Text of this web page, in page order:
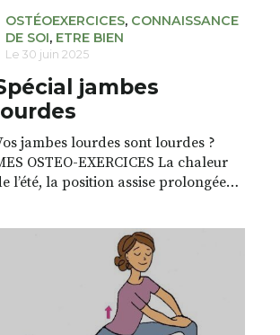
OSTÉOEXERCICES, CONNAISSANCE
DE SOI, ETRE BIEN
Le 30 juin 2025
jambes
lourdes
jambes lourdes sont lourdes ?
OSTEO-EXERCICES La chaleur
l’été, la position assise prolongée
sensation de jambes lourdes surtout
en fin de journée. Pour soulager cette
sensation parfois douloureuse et
repartir du bon pied, vous pouvez
passer un jet d’eau froide sur […]